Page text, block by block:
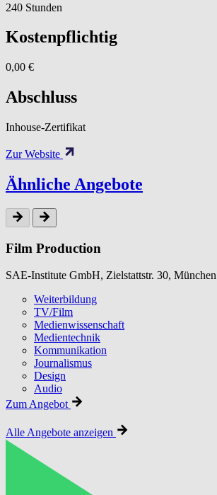
240 Stunden
Kostenpflichtig
0,00 €
Abschluss
Inhouse-Zertifikat
Zur Website
Ähnliche Angebote
Film Production
SAE-Institute GmbH, Zielstattstr. 30, München
Weiterbildung
TV/Film
Medienwissenschaft
Medientechnik
Kommunikation
Journalismus
Design
Audio
Zum Angebot
Alle Angebote anzeigen